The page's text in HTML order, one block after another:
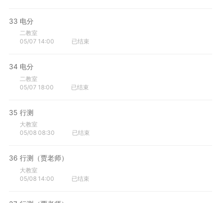
33 电分
二教室
05/07 14:00
已结束
34 电分
二教室
05/07 18:00
已结束
35 行测
大教室
05/08 08:30
已结束
36 行测（贾老师）
大教室
05/08 14:00
已结束